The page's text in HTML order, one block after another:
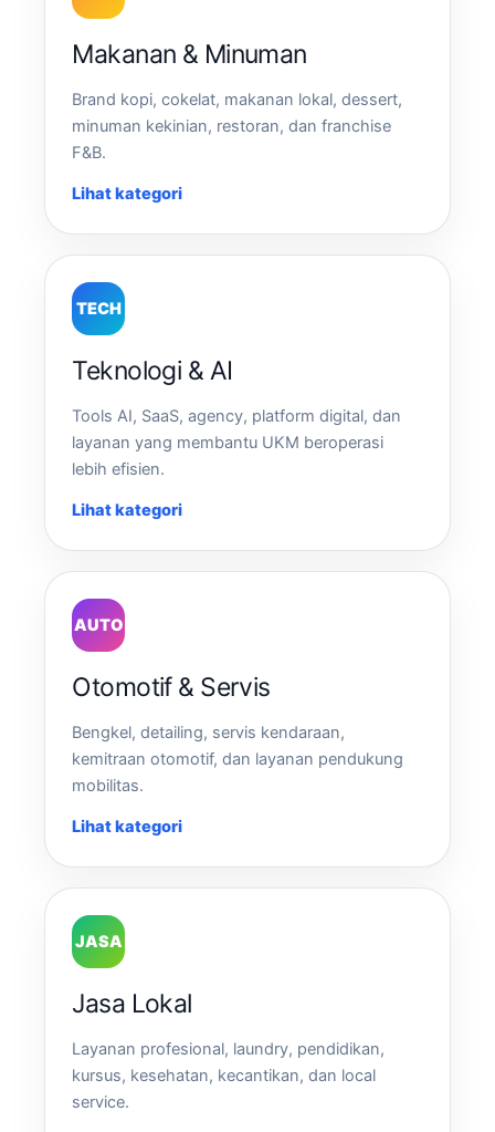
Makanan & Minuman
Brand kopi, cokelat, makanan lokal, dessert,
minuman kekinian, restoran, dan franchise
F&B.
Lihat kategori
TECH
Teknologi & AI
Tools AI, SaaS, agency, platform digital, dan
layanan yang membantu UKM beroperasi
lebih efisien.
Lihat kategori
AUTO
Otomotif & Servis
Bengkel, detailing, servis kendaraan,
kemitraan otomotif, dan layanan pendukung
mobilitas.
Lihat kategori
JASA
Jasa Lokal
Layanan profesional, laundry, pendidikan,
kursus, kesehatan, kecantikan, dan local
service.